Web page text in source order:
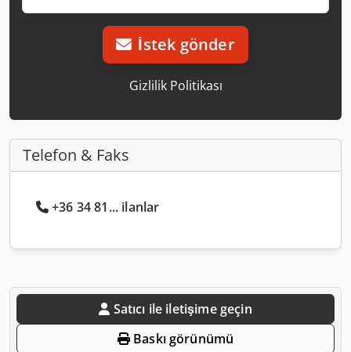
İstek gönder
Gizlilik Politikası
Telefon & Faks
+36 34 81... ilanlar
Satıcı ile iletişime geçin
Baskı görünümü